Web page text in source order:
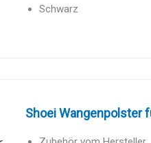
Schwarz
Shoei Wangenpolster